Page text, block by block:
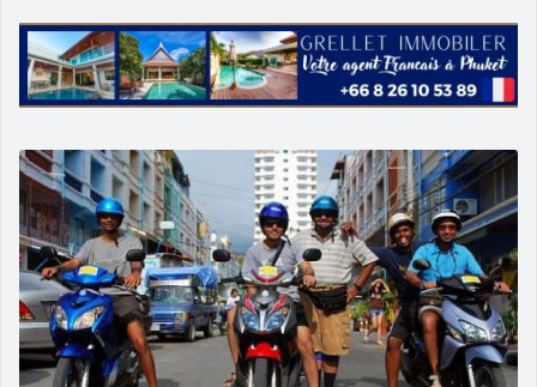
Phuket Peranakan Festival
‘Phuket Eye’ assurera la sécurité pendant Songkran
Campagne de sécurité routière ‘Seven Days of Danger’ de